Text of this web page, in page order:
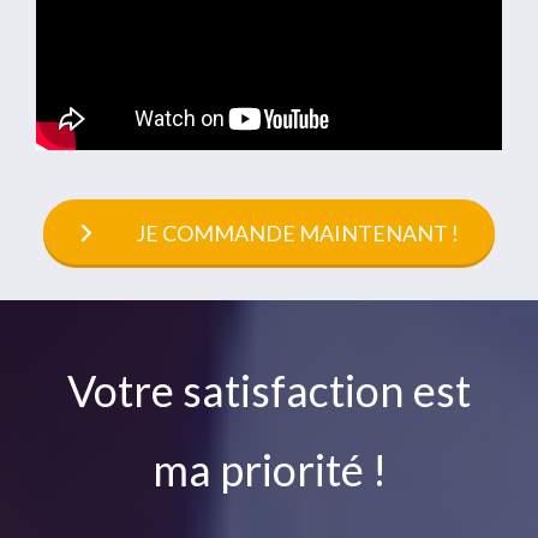
JE COMMANDE MAINTENANT !
Votre satisfaction est
ma priorité !